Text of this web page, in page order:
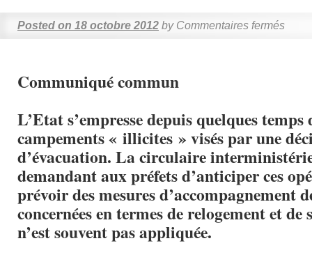
Posted on 18 octobre 2012 by Commentaires fermés
Communiqué commun
L’Etat s’empresse depuis quelques temps
campements « illicites » visés par une
d’évacuation. La circulaire
demandant aux préfets d’anticiper ces
prévoir des mesures d’accompagnement
concernées en termes de relogement et
n’est souvent pas appliquée.